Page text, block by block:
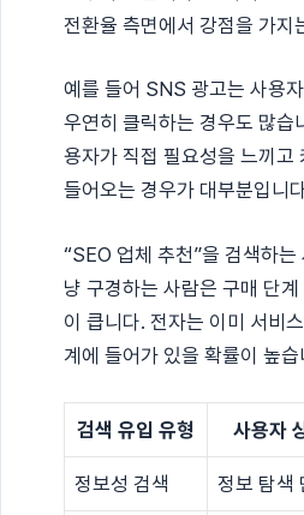
전환율 측면에서 강점을 가지
예를 들어 SNS 광고는 사용
우연히 클릭하는 경우도 많습
용자가 직접 필요성을 느끼고
들어오는 경우가 대부분입니
“SEO 업체 추천”을 검색하는
냥 구경하는 사람은 구매 단
이 큽니다. 전자는 이미 서비
계에 들어가 있을 확률이 높습
검색 유입 유형 사용자
정보성 검색 정보 탐색